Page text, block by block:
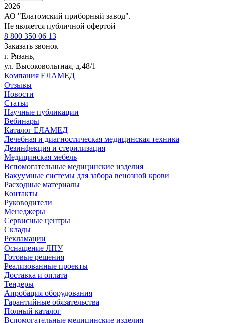
2026
АО "Елатомский приборный завод".
Не является публичной офертой
8 800 350 06 13
Заказать звонок
г. Рязань,
ул. Высоковольтная, д.48/1
Компания ЕЛАМЕД
Отзывы
Новости
Статьи
Научные публикации
Вебинары
Каталог ЕЛАМЕД
Лечебная и диагностическая медицинская техника
Дезинфекция и стерилизация
Медицинская мебель
Вспомогательные медицинские изделия
Вакуумные системы для забора венозной крови
Расходные материалы
Контакты
Руководители
Менеджеры
Сервисные центры
Склады
Рекламации
Оснащение ЛПУ
Готовые решения
Реализованные проекты
Доставка и оплата
Тендеры
Апробация оборудования
Гарантийные обязательства
Полный каталог
Вспомогательные медицинские изделия